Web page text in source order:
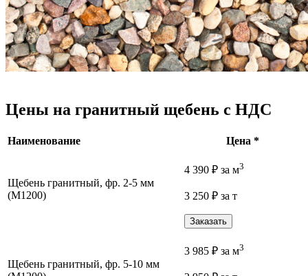
Цены на гранитный щебень с НДС
Наименование Цена *
Щебень гранитный, фр. 2-5 мм
(М1200)
4 390 ₽ за м3
3 250 ₽ за т
Заказать
Щебень гранитный, фр. 5-10 мм
3 985 ₽ за м3